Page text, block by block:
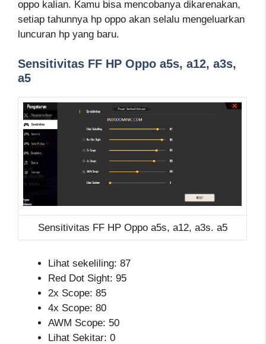
oppo kalian. Kamu bisa mencobanya dikarenakan,
setiap tahunnya hp oppo akan selalu mengeluarkan
luncuran hp yang baru.
Sensitivitas FF HP Oppo a5s, a12, a3s,
a5
Sensitivitas FF HP Oppo a5s, a12, a3s. a5
Lihat sekeliling: 87
Red Dot Sight: 95
2x Scope: 85
4x Scope: 80
AWM Scope: 50
Lihat Sekitar: 0